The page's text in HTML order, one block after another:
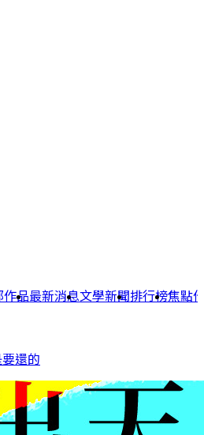
作品最新消息文學新聞排行榜焦點
還的